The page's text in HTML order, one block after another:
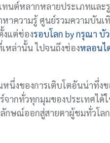
ทนต์หลากหลายประเภทแล
ความรู้ ศูนย์รวมความบัน
งแต่ช่องรอบโลก by กรุณา บั
หล่านั้น ไปจนถึงช่องหลอนไ
นึ่งของการเติบโตอันน่าทึ่ง
ากทั่วทุกมุมของประเทศได้
กษณ์ออกสู่สายตาผู้ชมทั่วโล